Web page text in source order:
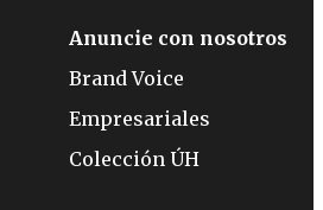
Anuncie con nosotros
Brand Voice
Empresariales
Colección ÚH